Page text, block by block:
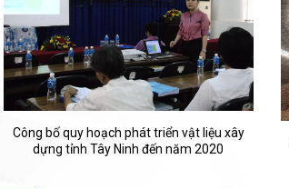
Công bố quy hoạch phát triển vật liệu xây
dựng tỉnh Tây Ninh đến năm 2020